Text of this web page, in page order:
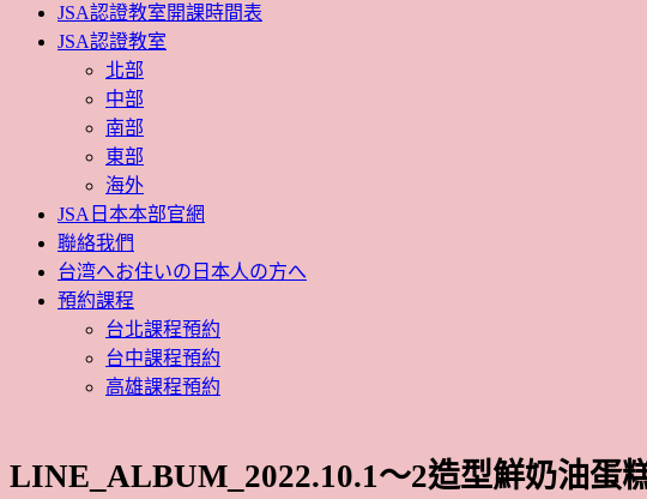
JSA認證教室開課時間表
JSA認證教室
北部
中部
南部
東部
海外
JSA日本本部官網
聯絡我們
台湾へお住いの日本人の方へ
預約課程
台北課程預約
台中課程預約
高雄課程預約
LINE_ALBUM_2022.10.1～2造型鮮奶油蛋